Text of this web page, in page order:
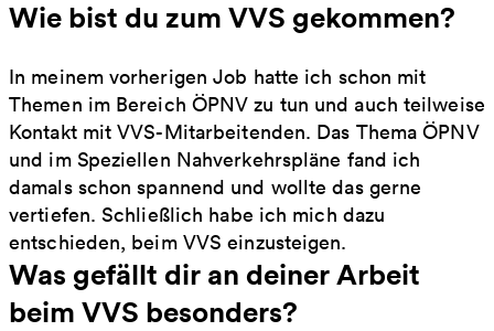
Wie bist du zum VVS gekommen?
In meinem vorherigen Job hatte ich schon mit
Themen im Bereich ÖPNV zu tun und auch teilweise
Kontakt mit VVS-Mitarbeitenden. Das Thema ÖPNV
und im Speziellen Nahverkehrspläne fand ich
damals schon spannend und wollte das gerne
vertiefen. Schließlich habe ich mich dazu
entschieden, beim VVS einzusteigen.
Was gefällt dir an deiner Arbeit
beim VVS besonders?